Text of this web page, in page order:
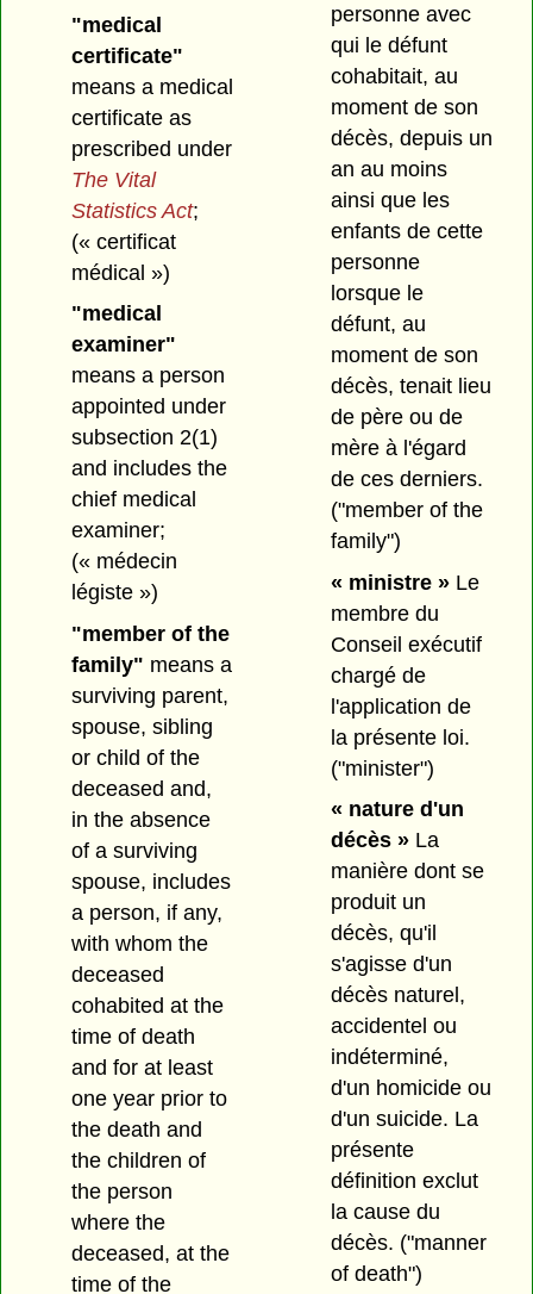
"medical
certificate"
means a medical
certificate as
prescribed under
The Vital
Statistics Act;
(« certificat
médical »)
"medical
examiner"
means a person
appointed under
subsection 2(1)
and includes the
chief medical
examiner;
(« médecin
légiste »)
"member of the
family" means a
surviving parent,
spouse, sibling
or child of the
deceased and,
in the absence
of a surviving
spouse, includes
a person, if any,
with whom the
deceased
cohabited at the
time of death
and for at least
one year prior to
the death and
the children of
the person
where the
deceased, at the
time of the
personne avec
qui le défunt
cohabitait, au
moment de son
décès, depuis un
an au moins
ainsi que les
enfants de cette
personne
lorsque le
défunt, au
moment de son
décès, tenait lieu
de père ou de
mère à l'égard
de ces derniers.
("member of the
family")
« ministre »Le
membre du
Conseil exécutif
chargé de
l'application de
la présente loi.
("minister")
« nature d'un
décès »La
manière dont se
produit un
décès, qu'il
s'agisse d'un
décès naturel,
accidentel ou
indéterminé,
d'un homicide ou
d'un suicide. La
présente
définition exclut
la cause du
décès. ("manner
of death")